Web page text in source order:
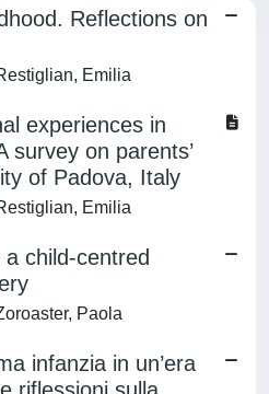
Reflections on
Emilia
experiences in
survey on parents’
of Padova, Italy
Emilia
child-centred
Paola
infanzia in un’era